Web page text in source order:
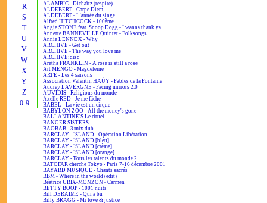
R
S
T
U
V
W
X
Y
Z
0-9
ALAMBIC - Dichaïtz (respire)
ALDEBERT - Carpe Diem
ALDEBERT - L'année du singe
Alfred HITCHCOCK - 100ème
Angie STONE feat. Snoop Dogg - I wanna thank ya
Annette BANNEVILLE Quintet - Folksongs
Annie LENNOX - Why
ARCHIVE - Get out
ARCHIVE - The way you love me
ARCHIVE:disc
Aretha FRANKLIN - A rose is still a rose
Art MENGO - Magdeleine
ARTE - Les 4 saisons
Association Valentin HAÜY - Fables de la Fontaine
Audrey LAVERGNE - Facing mirrors 2.0
AUVIDIS - Religions du monde
Axelle RED - Je me fâche
BABEL - La vie est un cirque
BABYLON ZOO - All the money's gone
BALLANTINE'S Le rituel
BANGER SISTERS
BAOBAB - 3 mix dub
BARCLAY - ISLAND - Opération Libération
BARCLAY - ISLAND [bleu]
BARCLAY - ISLAND [crème]
BARCLAY - ISLAND [orange]
BARCLAY - Tous les talents du monde 2
BATOFAR cherche Tokyo - Paris 7-16 décembre 2001
BAYARD MUSIQUE - Chants sacrés
BBM - Where in the world (edit)
Béatrice URIA-MONZON - Carmen
BETTY BOOP - 1001 nuits
Bill DERAIME - Qui a bu
Billy BRAGG - Mr love & justice